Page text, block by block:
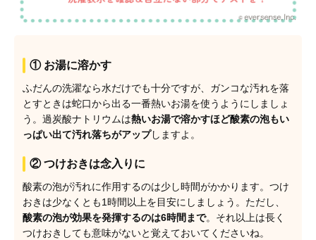
① お湯に溶かす
ふだんの洗濯なら水だけでも十分ですが、ガンコな汚れを落
とすときは蛇口から出る一番熱いお湯を使うようにしましょ
う。過炭酸ナトリウムは熱いお湯で溶かすほど酸素の泡もい
っぱい出て汚れ落ちがアップしますよ。
② つけおきは念入りに
酸素の泡が汚れに作用するのは少し時間がかかります。つけ
おきは少なくとも1時間以上を目安にしましょう。ただし、
酸素の泡が効果を発揮するのは6時間まで。それ以上は長く
つけおきしても意味がないと覚えておいてくださいね。